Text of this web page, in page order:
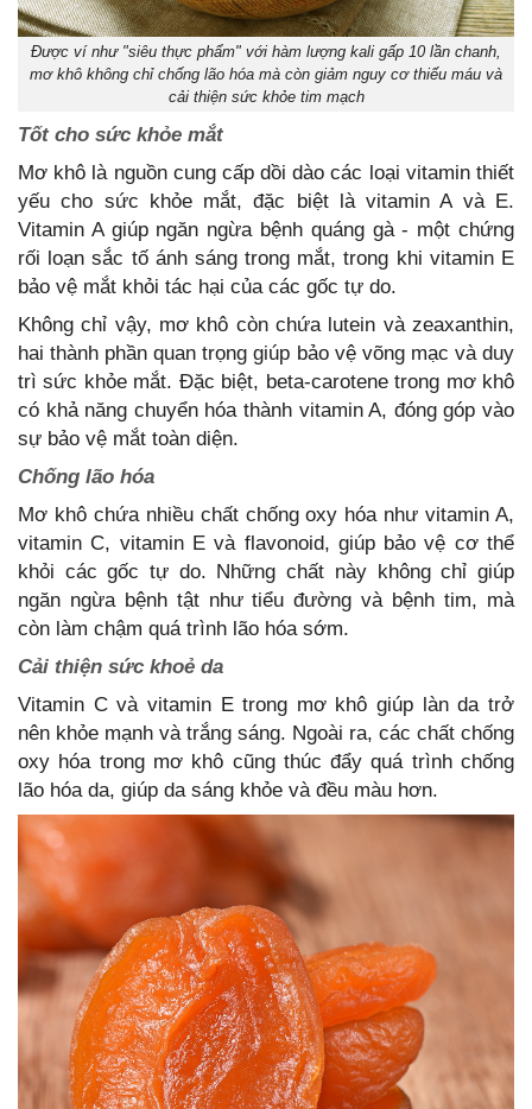
Được ví như "siêu thực phẩm" với hàm lượng kali gấp 10 lần chanh,
mơ khô không chỉ chống lão hóa mà còn giảm nguy cơ thiếu máu và
cải thiện sức khỏe tim mạch
Tốt cho sức khỏe mắt
Mơ khô là nguồn cung cấp dồi dào các loại vitamin thiết
yếu cho sức khỏe mắt, đặc biệt là vitamin A và E.
Vitamin A giúp ngăn ngừa bệnh quáng gà - một chứng
rối loạn sắc tố ánh sáng trong mắt, trong khi vitamin E
bảo vệ mắt khỏi tác hại của các gốc tự do.
Không chỉ vậy, mơ khô còn chứa lutein và zeaxanthin,
hai thành phần quan trọng giúp bảo vệ võng mạc và duy
trì sức khỏe mắt. Đặc biệt, beta-carotene trong mơ khô
có khả năng chuyển hóa thành vitamin A, đóng góp vào
sự bảo vệ mắt toàn diện.
Chống lão hóa
Mơ khô chứa nhiều chất chống oxy hóa như vitamin A,
vitamin C, vitamin E và flavonoid, giúp bảo vệ cơ thể
khỏi các gốc tự do. Những chất này không chỉ giúp
ngăn ngừa bệnh tật như tiểu đường và bệnh tim, mà
còn làm chậm quá trình lão hóa sớm.
Cải thiện sức khoẻ da
Vitamin C và vitamin E trong mơ khô giúp làn da trở
nên khỏe mạnh và trắng sáng. Ngoài ra, các chất chống
oxy hóa trong mơ khô cũng thúc đẩy quá trình chống
lão hóa da, giúp da sáng khỏe và đều màu hơn.